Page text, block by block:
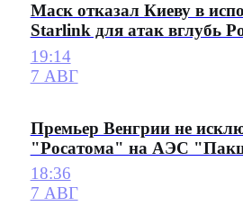
Маск отказал Киеву в
Starlink для атак вглубь
19:14
7 АВГ
Премьер Венгрии не
"Росатома" на АЭС
18:36
7 АВГ